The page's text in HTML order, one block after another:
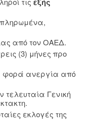
από τον ΟΑΕΔ.
(3) μήνες προ
φορά ανεργία από
τελευταία Γενική
εκλογές της